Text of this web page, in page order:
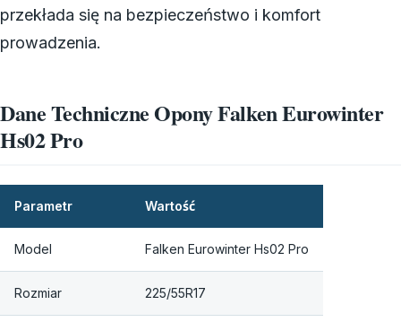
przekłada się na bezpieczeństwo i komfort
prowadzenia.
Dane Techniczne Opony Falken Eurowinter
Hs02 Pro
Parametr Wartość
Model Falken Eurowinter Hs02 Pro
Rozmiar 225/55R17